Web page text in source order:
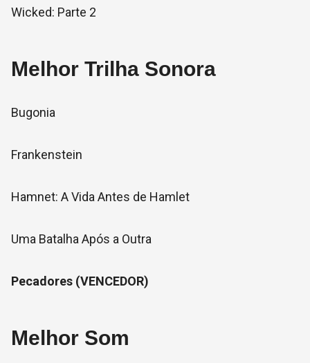
Wicked: Parte 2
Melhor Trilha Sonora
Bugonia
Frankenstein
Hamnet: A Vida Antes de Hamlet
Uma Batalha Após a Outra
Pecadores (VENCEDOR)
Melhor Som